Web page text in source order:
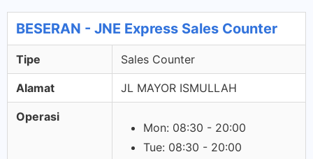
BESERAN - JNE Express Sales Counter
Tipe Sales Counter
Alamat JL MAYOR ISMULLAH
Operasi
Mon: 08:30 - 20:00
Tue: 08:30 - 20:00